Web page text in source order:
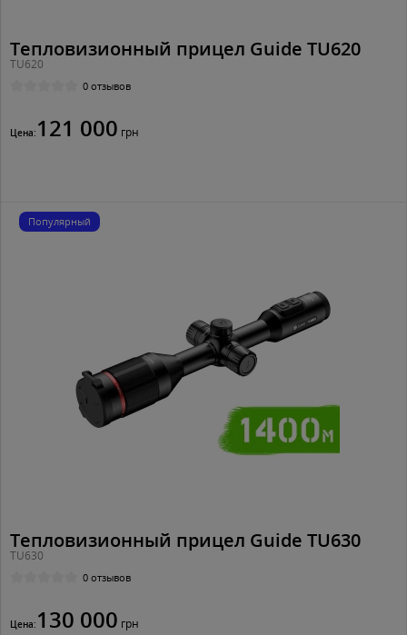
Тепловизионный прицел Guide TU620
TU620
0 отзывов
Цена: 121 000 грн
Популярный
Тепловизионный прицел Guide TU630
TU630
0 отзывов
Цена: 130 000 грн